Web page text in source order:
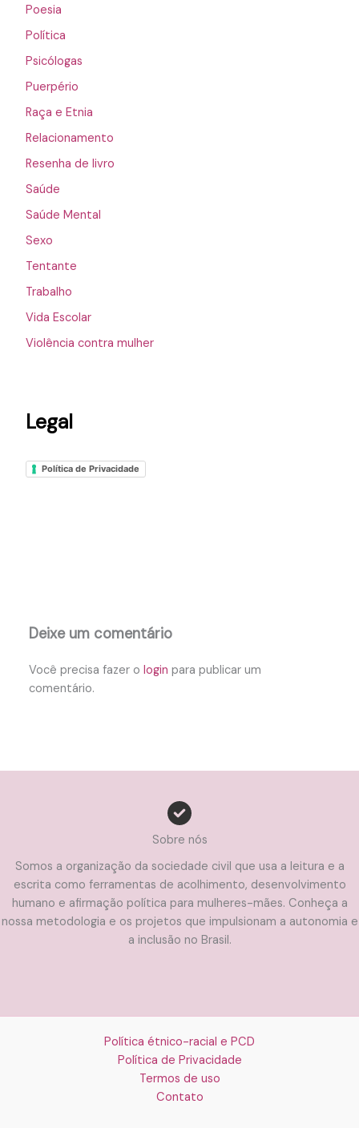
Poesia
Política
Psicólogas
Puerpério
Raça e Etnia
Relacionamento
Resenha de livro
Saúde
Saúde Mental
Sexo
Tentante
Trabalho
Vida Escolar
Violência contra mulher
Legal
Política de Privacidade
Deixe um comentário
Você precisa fazer ologin para publicar um
comentário.
Sobre nós
Somos a organização da sociedade civil que usa a leitura e a
escrita como ferramentas de acolhimento, desenvolvimento
humano e afirmação política para mulheres-mães. Conheça a
nossa metodologia e os projetos que impulsionam a autonomia e
a inclusão no Brasil.
Política étnico-racial e PCD
Política de Privacidade
Termos de uso
Contato